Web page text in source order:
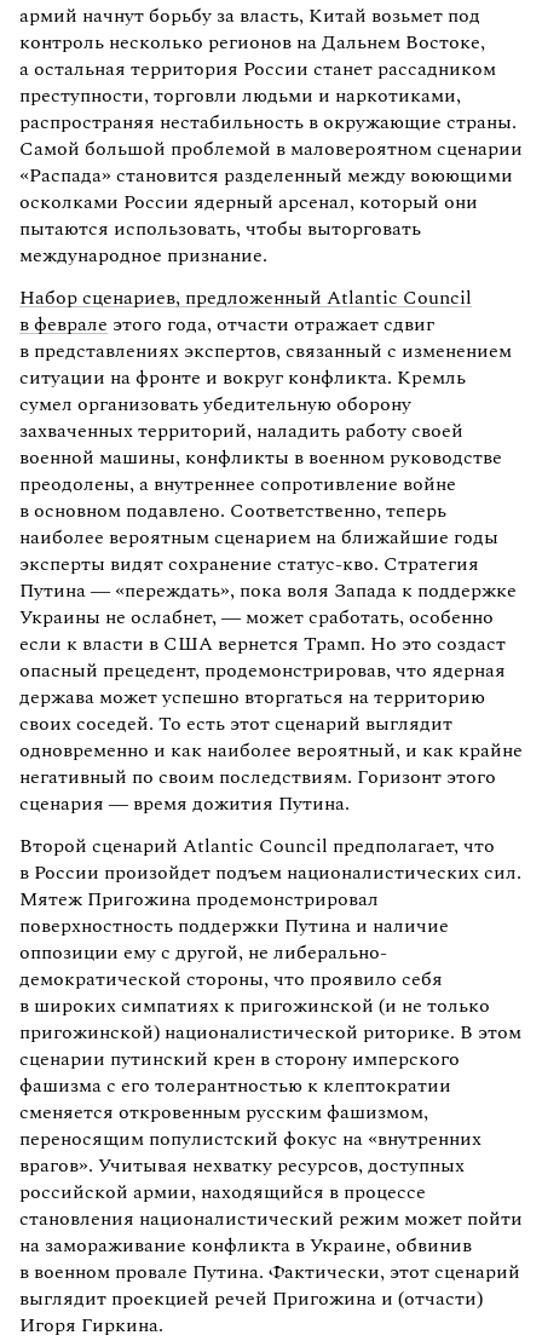
армий начнут борьбу за власть, Китай возьмет под
контроль несколько регионов на Дальнем Востоке,
а остальная территория России станет рассадником
преступности, торговли людьми и наркотиками,
распространяя нестабильность в окружающие страны.
Самой большой проблемой в маловероятном сценарии
«Распада» становится разделенный между воюющими
осколками России ядерный арсенал, который они
пытаются использовать, чтобы выторговать
международное признание.
Набор сценариев, предложенный Atlantic Council
в феврале этого года, отчасти отражает сдвиг
в представлениях экспертов, связанный с изменением
ситуации на фронте и вокруг конфликта. Кремль
сумел организовать убедительную оборону
захваченных территорий, наладить работу своей
военной машины, конфликты в военном руководстве
преодолены, а внутреннее сопротивление войне
в основном подавлено. Соответственно, теперь
наиболее вероятным сценарием на ближайшие годы
эксперты видят сохранение статус-кво. Стратегия
Путина — «переждать», пока воля Запада к поддержке
Украины не ослабнет, — может сработать, особенно
если к власти в США вернется Трамп. Но это создаст
опасный прецедент, продемонстрировав, что ядерная
держава может успешно вторгаться на территорию
своих соседей. То есть этот сценарий выглядит
одновременно и как наиболее вероятный, и как крайне
негативный по своим последствиям. Горизонт этого
сценария — время дожития Путина.
Второй сценарий Atlantic Council предполагает, что
в России произойдет подъем националистических сил.
Мятеж Пригожина продемонстрировал
поверхностность поддержки Путина и наличие
оппозиции ему с другой, не либерально-
демократической стороны, что проявило себя
в широких симпатиях к пригожинской (и не только
пригожинской) националистической риторике. В этом
сценарии путинский крен в сторону имперского
фашизма с его толерантностью к клептократии
сменяется откровенным русским фашизмом,
переносящим популистский фокус на «внутренних
врагов». Учитывая нехватку ресурсов, доступных
российской армии, находящийся в процессе
становления националистический режим может пойти
на замораживание конфликта в Украине, обвинив
в военном провале Путина. Фактически, этот сценарий
выглядит проекцией речей Пригожина и (отчасти)
Игоря Гиркина.